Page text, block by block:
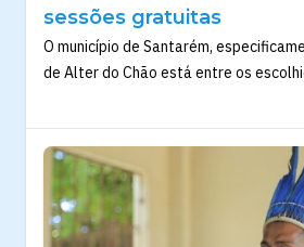
sessões gratuitas
O município de Santarém,
de Alter do Chão está entre os